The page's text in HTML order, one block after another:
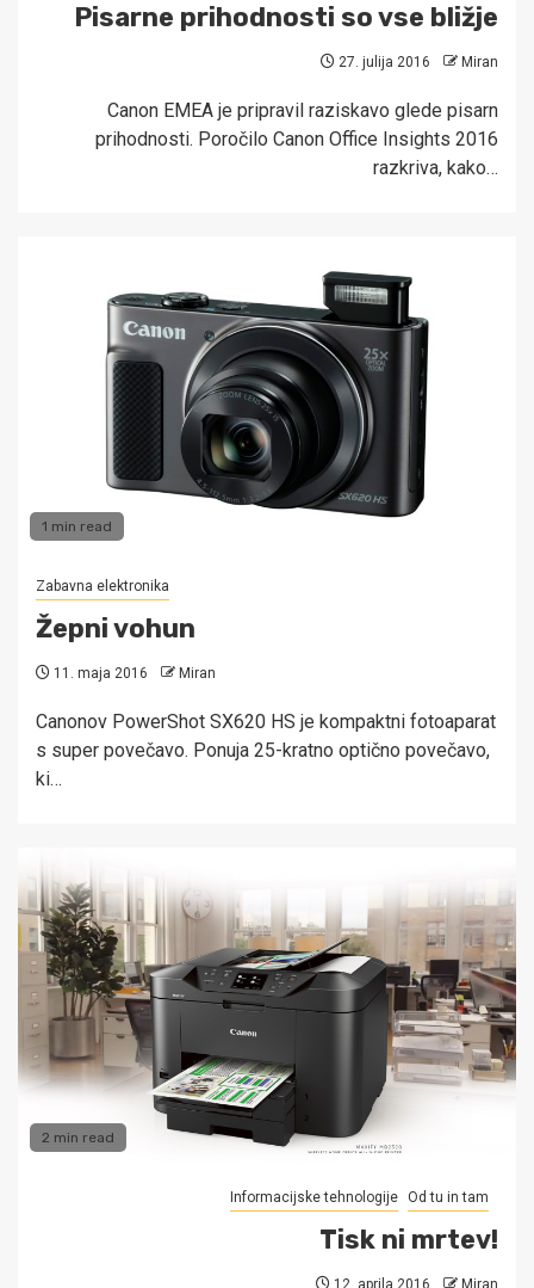
Pisarne prihodnosti so vse bližje
27. julija 2016 Miran
Canon EMEA je pripravil raziskavo glede pisarn
prihodnosti. Poročilo Canon Office Insights 2016
razkriva, kako…
1 min read
Zabavna elektronika
Žepni vohun
11. maja 2016 Miran
Canonov PowerShot SX620 HS je kompaktni fotoaparat
s super povečavo. Ponuja 25-kratno optično povečavo,
ki…
2 min read
Informacijske tehnologije Od tu in tam
Tisk ni mrtev!
12. aprila 2016 Miran